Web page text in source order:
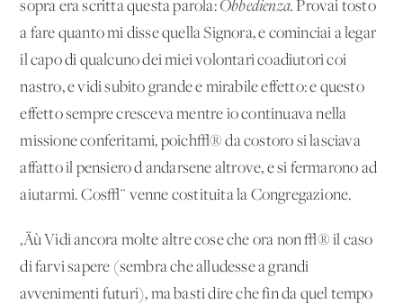
sopra era scritta questa parola: Obbedienza.Provai tosto
a fare quanto mi disse quella Signora, e cominciai a legar
il capo di qualcuno dei miei volontari coadiutori coi
nastro, e vidi subito grande e mirabile effetto: e questo
effetto sempre cresceva mentre io continuava nella
missione conferitami, poich√® da costoro si lasciava
affatto il pensiero d'andarsene altrove, e si fermarono ad
aiutarmi. Cos√¨ venne costituita la Congregazione.
‚Äù Vidi ancora molte altre cose che ora non √® il caso
di farvi sapere (sembra che alludesse a grandi
avvenimenti futuri), ma basti dire che fin da quel tempo